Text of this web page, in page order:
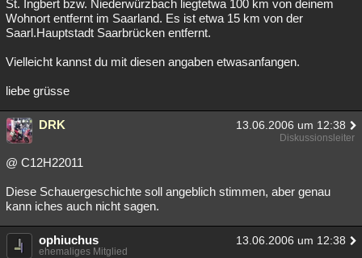
St. Ingbert bzw. Niederwürzbach liegtetwa 100 km von deinem
Wohnort entfernt im Saarland. Es ist etwa 15 km von der
Saarl.Hauptstadt Saarbrücken entfernt.
Vielleicht kannst du mit diesen angaben etwasanfangen.
liebe grüsse
DRK 13.06.2006 um 12:38
Diskussionsleiter
@ C12H22011
Diese Schauergeschichte soll angeblich stimmen, aber genau
kann iches auch nicht sagen.
ophiuchus 13.06.2006 um 12:38
ehemaliges Mitglied